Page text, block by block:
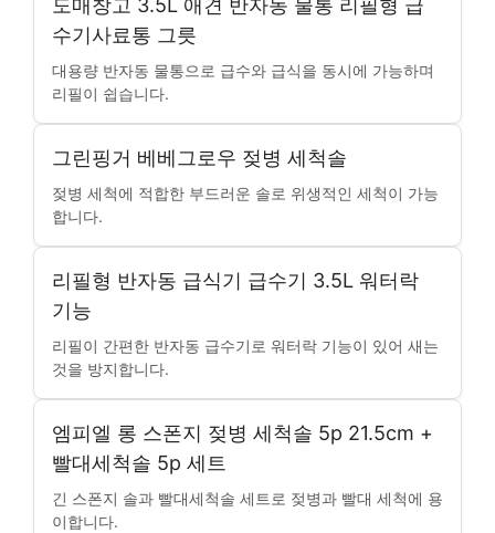
도매창고 3.5L 애견 반자동 물통 리필형 급
수기사료통 그릇
대용량 반자동 물통으로 급수와 급식을 동시에 가능하며
리필이 쉽습니다.
그린핑거 베베그로우 젖병 세척솔
젖병 세척에 적합한 부드러운 솔로 위생적인 세척이 가능
합니다.
리필형 반자동 급식기 급수기 3.5L 워터락
기능
리필이 간편한 반자동 급수기로 워터락 기능이 있어 새는
것을 방지합니다.
엠피엘 롱 스폰지 젖병 세척솔 5p 21.5cm +
빨대세척솔 5p 세트
긴 스폰지 솔과 빨대세척솔 세트로 젖병과 빨대 세척에 용
이합니다.